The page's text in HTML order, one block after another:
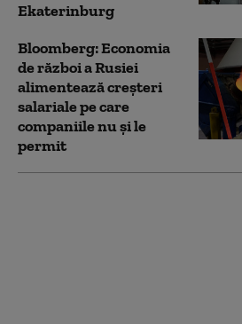
Ekaterinburg
Bloomberg: Economia
de război a Rusiei
alimentează creşteri
salariale pe care
companiile nu şi le
permit